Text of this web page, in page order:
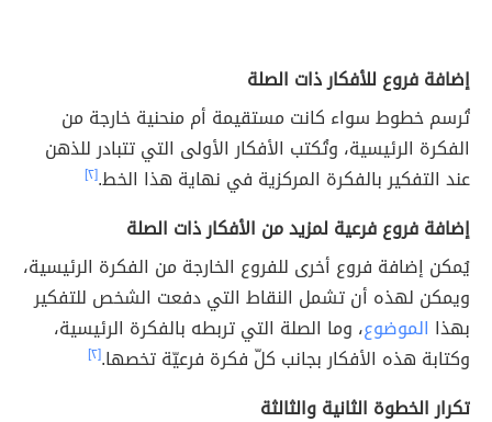
إضافة فروع للأفكار ذات الصلة
تُرسم خطوط سواء كانت مستقيمة أم منحنية خارجة من
الفكرة الرئيسية، وتُكتب الأفكار الأولى التي تتبادر للذهن
عند التفكير بالفكرة المركزية في نهاية هذا الخط.[٢]
إضافة فروع فرعية لمزيد من الأفكار ذات الصلة
يُمكن إضافة فروع أخرى للفروع الخارجة من الفكرة الرئيسية،
ويمكن لهذه أن تشمل النقاط التي دفعت الشخص للتفكير
بهذا الموضوع، وما الصلة التي تربطه بالفكرة الرئيسية،
وكتابة هذه الأفكار بجانب كلّ فكرة فرعيّة تخصها.[٢]
تكرار الخطوة الثانية والثالثة